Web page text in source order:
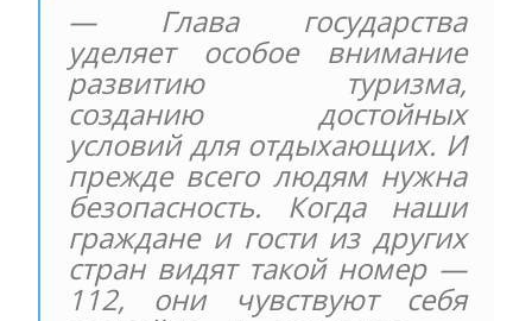
— Глава государства
уделяет особое внимание
развитию туризма,
созданию достойных
условий для отдыхающих. И
прежде всего людям нужна
безопасность. Когда наши
граждане и гости из других
стран видят такой номер —
112, они чувствуют себя